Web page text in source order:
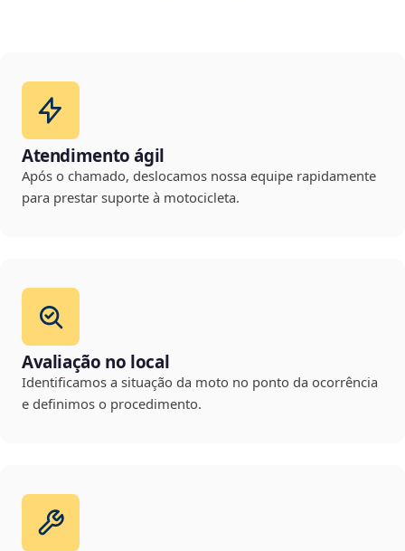
Atendimento ágil
Após o chamado, deslocamos nossa equipe rapidamente
para prestar suporte à motocicleta.
Avaliação no local
Identificamos a situação da moto no ponto da ocorrência
e definimos o procedimento.